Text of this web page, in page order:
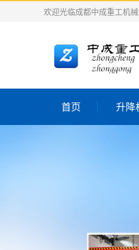
欢迎光临成都中成重工机
首页 升降